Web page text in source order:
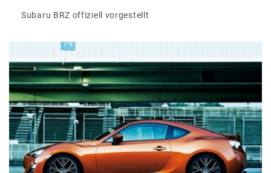
Subaru BRZ offiziell vorgestellt